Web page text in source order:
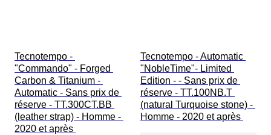
Tecnotempo -
"Commando" - Forged
Carbon & Titanium -
Automatic - Sans prix de
réserve - TT.300CT.BB
(leather strap) - Homme -
2020 et après
Tecnotempo - Automatic
"NobleTime"- Limited
Edition - - Sans prix de
réserve - TT.100NB.T
(natural Turquoise stone) -
Homme - 2020 et après